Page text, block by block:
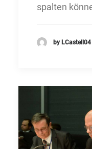
spalten
by LCastell04